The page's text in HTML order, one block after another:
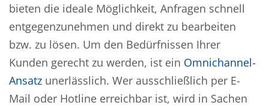
bieten die ideale Möglichkeit, Anfragen schnell
entgegenzunehmen und direkt zu bearbeiten
bzw. zu lösen. Um den Bedürfnissen Ihrer
Kunden gerecht zu werden, ist ein Omnichannel-
Ansatz unerlässlich. Wer ausschließlich per E-
Mail oder Hotline erreichbar ist, wird in Sachen